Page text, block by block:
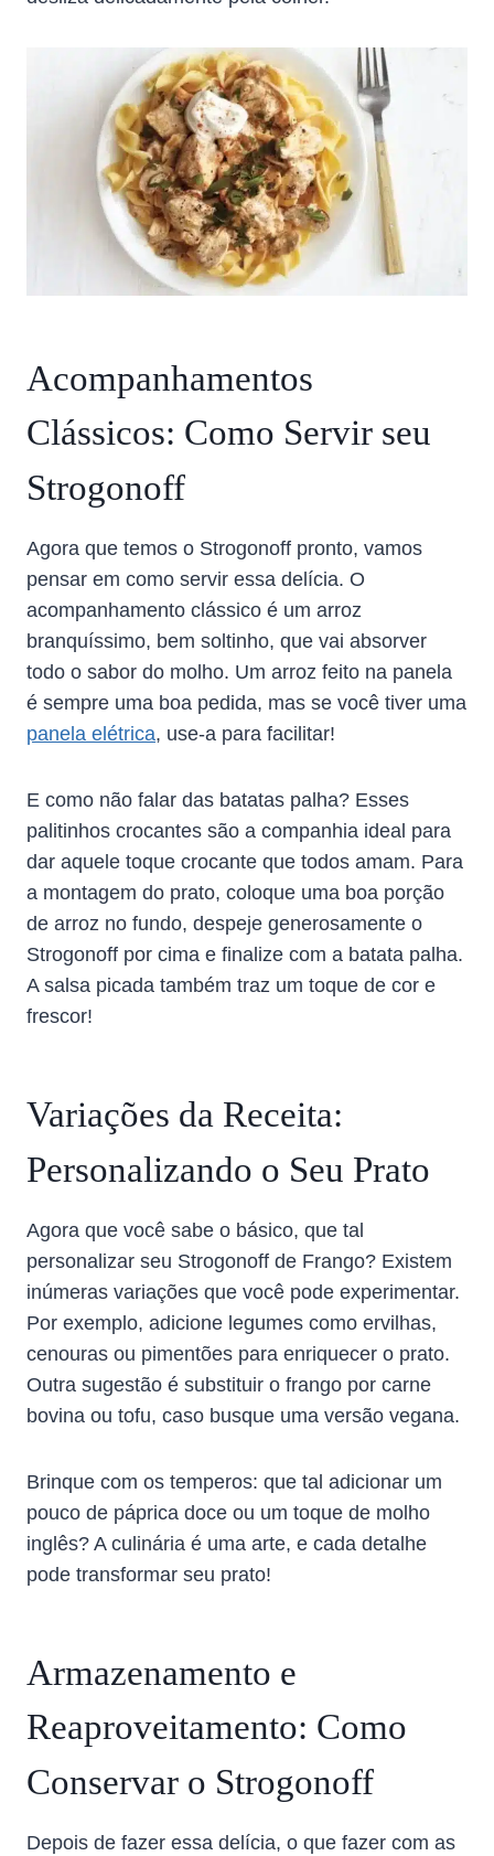
Acompanhamentos
Clássicos: Como Servir seu
Strogonoff
Agora que temos o Strogonoff pronto, vamos
pensar em como servir essa delícia. O
acompanhamento clássico é um arroz
branquíssimo, bem soltinho, que vai absorver
todo o sabor do molho. Um arroz feito na panela
é sempre uma boa pedida, mas se você tiver uma
panela elétrica, use-a para facilitar!
E como não falar das batatas palha? Esses
palitinhos crocantes são a companhia ideal para
dar aquele toque crocante que todos amam. Para
a montagem do prato, coloque uma boa porção
de arroz no fundo, despeje generosamente o
Strogonoff por cima e finalize com a batata palha.
A salsa picada também traz um toque de cor e
frescor!
Variações da Receita:
Personalizando o Seu Prato
Agora que você sabe o básico, que tal
personalizar seu Strogonoff de Frango? Existem
inúmeras variações que você pode experimentar.
Por exemplo, adicione legumes como ervilhas,
cenouras ou pimentões para enriquecer o prato.
Outra sugestão é substituir o frango por carne
bovina ou tofu, caso busque uma versão vegana.
Brinque com os temperos: que tal adicionar um
pouco de páprica doce ou um toque de molho
inglês? A culinária é uma arte, e cada detalhe
pode transformar seu prato!
Armazenamento e
Reaproveitamento: Como
Conservar o Strogonoff
Depois de fazer essa delícia, o que fazer com as